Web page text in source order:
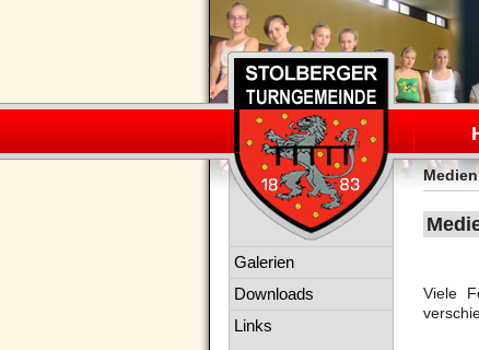
Medien
Viele
Navigation
Galerien
Downloads
Links